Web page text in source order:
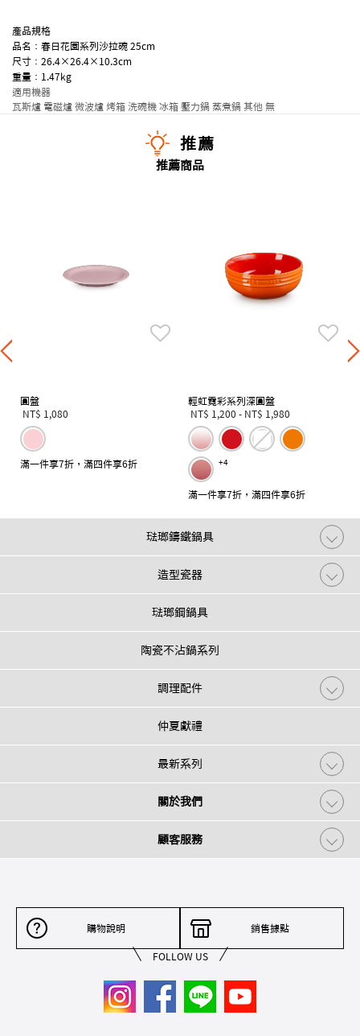
產品規格
品名：春日花園系列沙拉碗 25cm
尺寸：26.4×26.4×10.3cm
重量：1.47kg
適用機器
瓦斯爐 電磁爐 微波爐 烤箱 洗碗機 冰箱 壓力鍋 蒸煮鍋 其他 無
推薦
推薦商品
圓盤
NT$ 1,080
滿一件享7折，滿四件享6折
輕虹霓彩系列深圓盤
NT$ 1,200 - NT$ 1,980
+4
滿一件享7折，滿四件享6折
琺瑯鑄鐵鍋具
造型瓷器
琺瑯鋼鍋具
陶瓷不沾鍋系列
調理配件
仲夏獻禮
最新系列
關於我們
顧客服務
購物說明 銷售據點
FOLLOW US